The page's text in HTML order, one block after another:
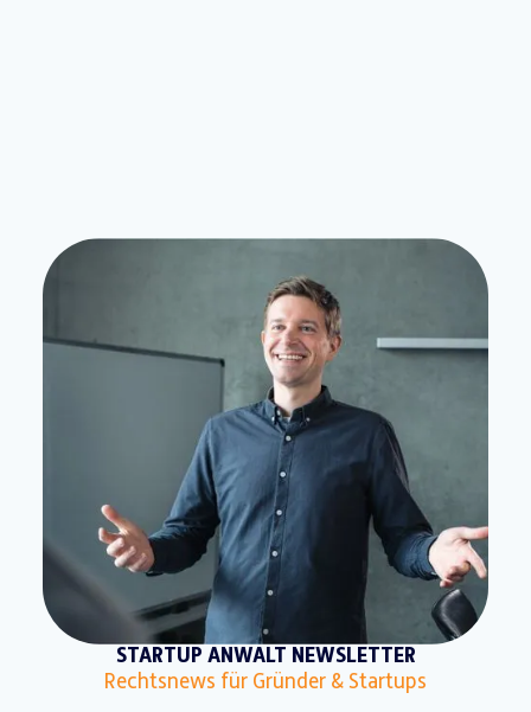
STARTUP ANWALT NEWSLETTER
Rechtsnews für Gründer & Startups